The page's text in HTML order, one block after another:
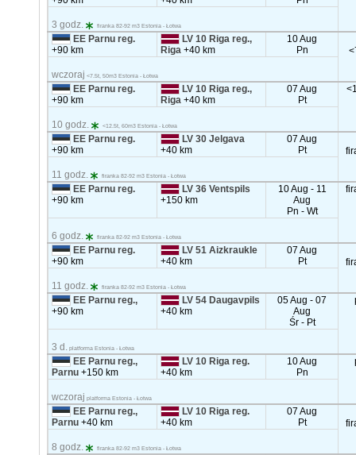
3 godz. firanka 82-92 m3 Estonia - Łotwa
EE Parnu reg.
+90 km
LV 10 Riga reg.,
Riga+40 km
10 Aug
Pn
wczoraj <7.5t, 50m3 Estonia - Łotwa
EE Parnu reg.
+90 km
LV 10 Riga reg.,
Riga+40 km
07 Aug
Pt
10 godz. <12.5t, 60m3 Estonia - Łotwa
EE Parnu reg.
+90 km
LV 30 Jelgava
+40 km
07 Aug
Pt
11 godz. firanka 82-92 m3 Estonia - Łotwa
EE Parnu reg.
+90 km
LV 36 Ventspils
+150 km
10 Aug - 11
Aug
Pn - Wt
6 godz. firanka 82-92 m3 Estonia - Łotwa
EE Parnu reg.
+90 km
LV 51 Aizkraukle
+40 km
07 Aug
Pt
11 godz. firanka 82-92 m3 Estonia - Łotwa
EE Parnu reg.,
+90 km
LV 54 Daugavpils
+40 km
05 Aug - 07
Aug
Śr - Pt
3 d. platforma Estonia - Łotwa
EE Parnu reg.,
Parnu+150 km
LV 10 Riga reg.
+40 km
10 Aug
Pn
wczoraj platforma Estonia - Łotwa
EE Parnu reg.,
Parnu+40 km
LV 10 Riga reg.
+40 km
07 Aug
Pt
8 godz. firanka 82-92 m3 Estonia - Łotwa